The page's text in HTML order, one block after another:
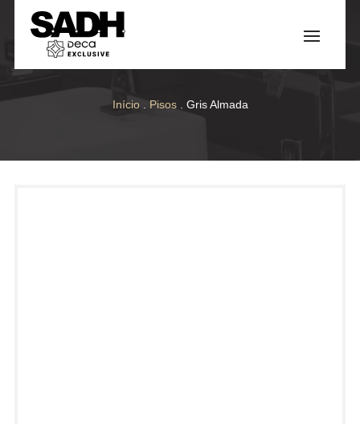
Início. Pisos. Gris Almada